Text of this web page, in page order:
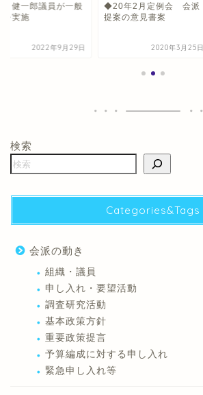
健一郎議員が一般
を実施
2022年9月29日
◆20年2月定例会 会派
提案の意見書案
2020年3月25日
検索
Categories&Tags
会派の動き
組織・議員
申し入れ・要望活動
調査研究活動
基本政策方針
重要政策提言
予算編成に対する申し入れ
緊急申し入れ等